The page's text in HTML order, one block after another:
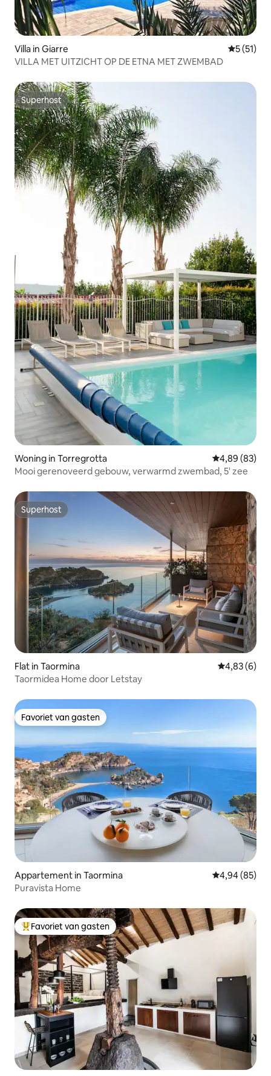
Villa in Giarre
5 (51)
VILLA MET UITZICHT OP DE ETNA MET ZWEMBAD
Superhost
Superhost
Woning in Torregrotta Gemiddelde
4,89 (83)
Mooi gerenoveerd gebouw, verwarmd zwembad, 5' zee
Superhost
Superhost
Flat in Taormina Gemiddelde
4,83 (6)
Taormidea Home door Letstay
Favoriet van gasten
Favoriet van gasten
Appartement in Taormina Gemiddelde
4,94 (85)
Puravista Home
Topfavoriet van gasten
Favoriet van gasten